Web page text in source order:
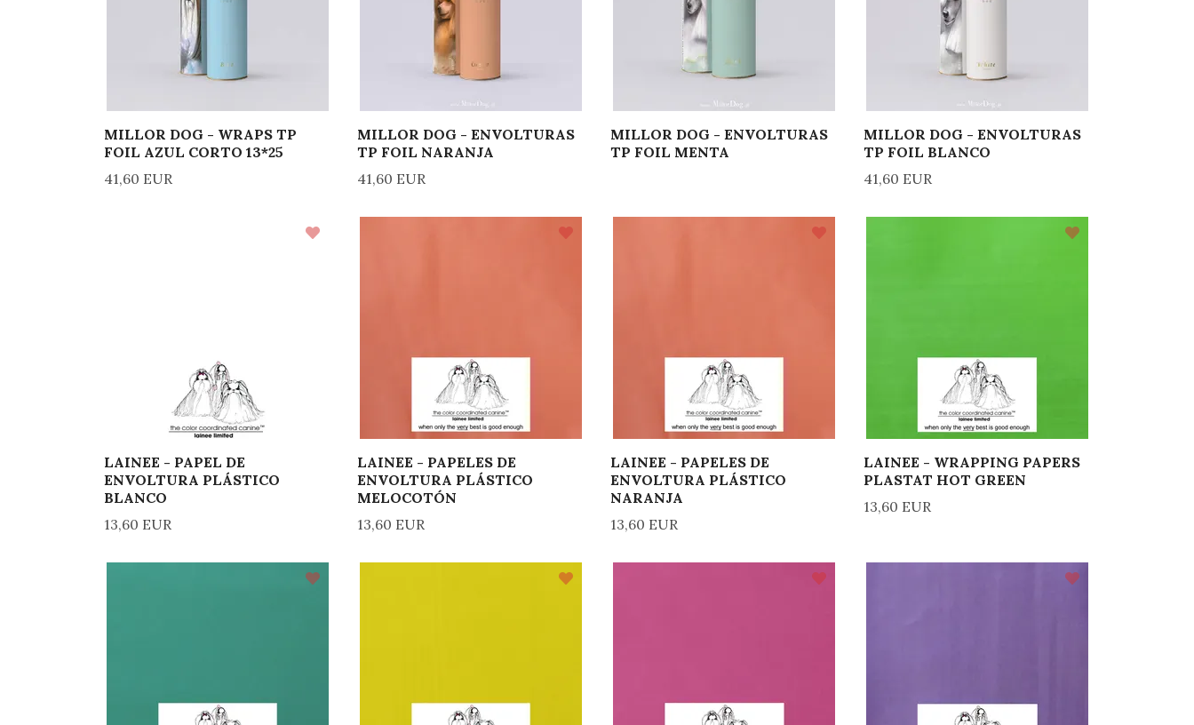
MILLOR DOG - WRAPS TP
FOIL AZUL CORTO 13*25
41,60 EUR
MILLOR DOG - ENVOLTURAS
TP FOIL NARANJA
41,60 EUR
MILLOR DOG - ENVOLTURAS
TP FOIL MENTA
MILLOR DOG - ENVOLTURAS
TP FOIL BLANCO
41,60 EUR
LAINEE - PAPEL DE
ENVOLTURA PLÁSTICO
BLANCO
13,60 EUR
LAINEE - PAPELES DE
ENVOLTURA PLÁSTICO
MELOCOTÓN
13,60 EUR
LAINEE - PAPELES DE
ENVOLTURA PLÁSTICO
NARANJA
13,60 EUR
LAINEE - WRAPPING PAPERS
PLASTAT HOT GREEN
13,60 EUR